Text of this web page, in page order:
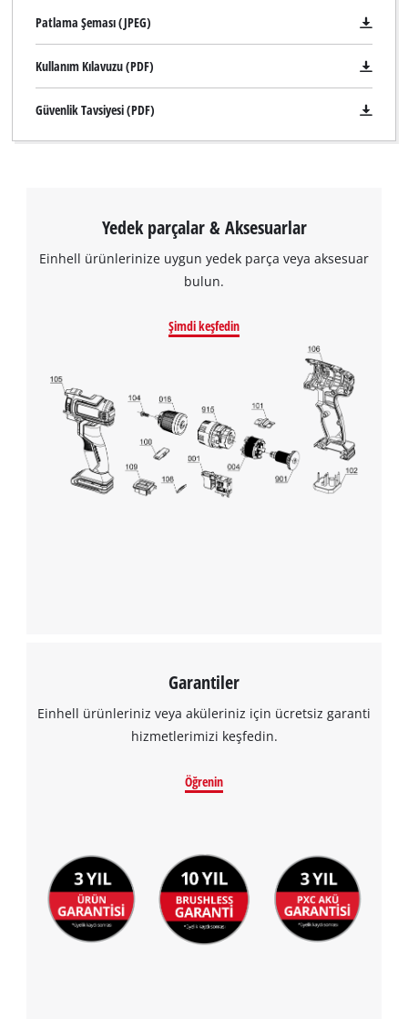
Patlama Şeması (JPEG)
Kullanım Kılavuzu (PDF)
Güvenlik Tavsiyesi (PDF)
Yedek parçalar & Aksesuarlar
Einhell ürünlerinize uygun yedek parça veya aksesuar
bulun.
Şimdi keşfedin
Garantiler
Einhell ürünleriniz veya aküleriniz için ücretsiz garanti
hizmetlerimizi keşfedin.
Öğrenin